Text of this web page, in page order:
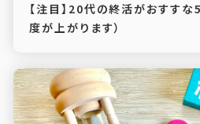
【注目】20代の終活がおすす
度が上がります）